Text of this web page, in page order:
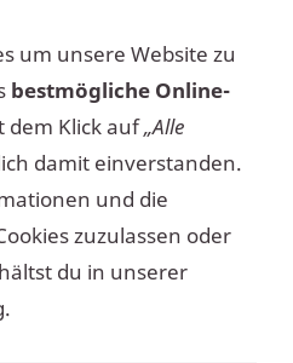
um unsere Website zu
bestmögliche Online-
dem Klick auf„Alle
damit einverstanden.
und die
zuzulassen oder
du in unserer